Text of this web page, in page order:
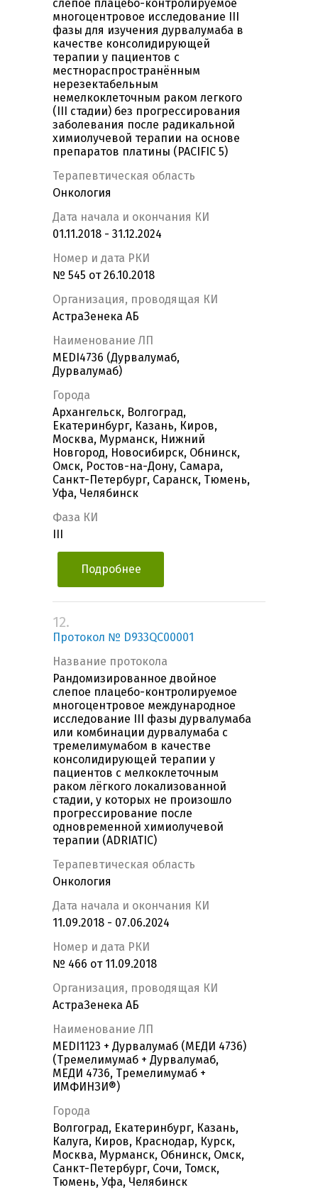
слепое плацебо-контролируемое
многоцентровое исследование III
фазы для изучения дурвалумаба в
качестве консолидирующей
терапии у пациентов с
местнораспространённым
нерезектабельным
немелкоклеточным раком легкого
(III стадии) без прогрессирования
заболевания после радикальной
химиолучевой терапии на основе
препаратов платины (PACIFIC 5)
Терапевтическая область
Онкология
Дата начала и окончания КИ
01.11.2018 - 31.12.2024
Номер и дата РКИ
№ 545 от 26.10.2018
Организация, проводящая КИ
АстраЗенека АБ
Наименование ЛП
MEDI4736 (Дурвалумаб,
Дурвалумаб)
Города
Архангельск, Волгоград,
Екатеринбург, Казань, Киров,
Москва, Мурманск, Нижний
Новгород, Новосибирск, Обнинск,
Омск, Ростов-на-Дону, Самара,
Санкт-Петербург, Саранск, Тюмень,
Уфа, Челябинск
Фаза КИ
Подробнее
12.
Протокол № D933QC00001
Название протокола
Рандомизированное двойное
слепое плацебо-контролируемое
многоцентровое международное
исследование III фазы дурвалумаба
или комбинации дурвалумаба с
тремелимумабом в качестве
консолидирующей терапии у
пациентов с мелкоклеточным
раком лёгкого локализованной
стадии, у которых не произошло
прогрессирование после
одновременной химиолучевой
терапии (ADRIATIC)
Терапевтическая область
Онкология
Дата начала и окончания КИ
11.09.2018 - 07.06.2024
Номер и дата РКИ
№ 466 от 11.09.2018
Организация, проводящая КИ
АстраЗенека АБ
Наименование ЛП
MEDI1123 + Дурвалумаб (МЕДИ 4736)
(Тремелимумаб + Дурвалумаб,
МЕДИ 4736, Тремелимумаб +
ИМФИНЗИ®)
Города
Волгоград, Екатеринбург, Казань,
Калуга, Киров, Краснодар, Курск,
Москва, Мурманск, Обнинск, Омск,
Санкт-Петербург, Сочи, Томск,
Тюмень, Уфа, Челябинск